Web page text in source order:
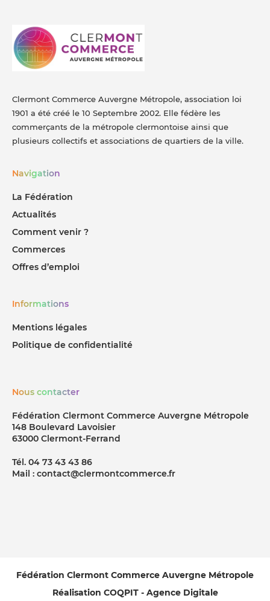
Clermont Commerce Auvergne Métropole, association loi
1901 a été créé le 10 Septembre 2002. Elle fédère les
commerçants de la métropole clermontoise ainsi que
plusieurs collectifs et associations de quartiers de la ville.
Navigation
La Fédération
Actualités
Comment venir ?
Commerces
Offres d’emploi
Informations
Mentions légales
Politique de confidentialité
Nous contacter
Fédération Clermont Commerce Auvergne Métropole
148 Boulevard Lavoisier
63000 Clermont-Ferrand
Tél. 04 73 43 43 86
Mail : contact@clermontcommerce.fr
Fédération Clermont Commerce Auvergne Métropole
Réalisation COQPIT - Agence Digitale